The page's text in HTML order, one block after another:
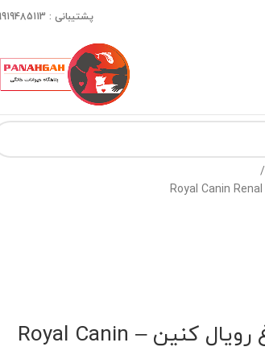
پشتیبانی : 09919485113
غذای پوچ رنال گربه با طعم مرغ رویال کنین – Royal Canin